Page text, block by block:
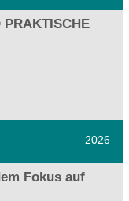
PRAKTISCHE
2026
Fokus auf